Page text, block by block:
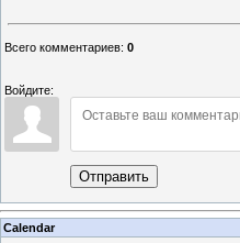
Всего комментариев: 0
Войдите:
Отправить
Calendar